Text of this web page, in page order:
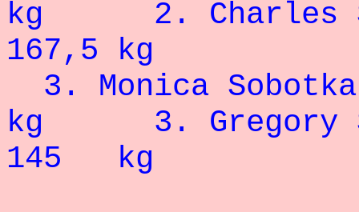
kg 2. Charles
167,5 kg
3. Monica
kg 3. Gregory
145 kg